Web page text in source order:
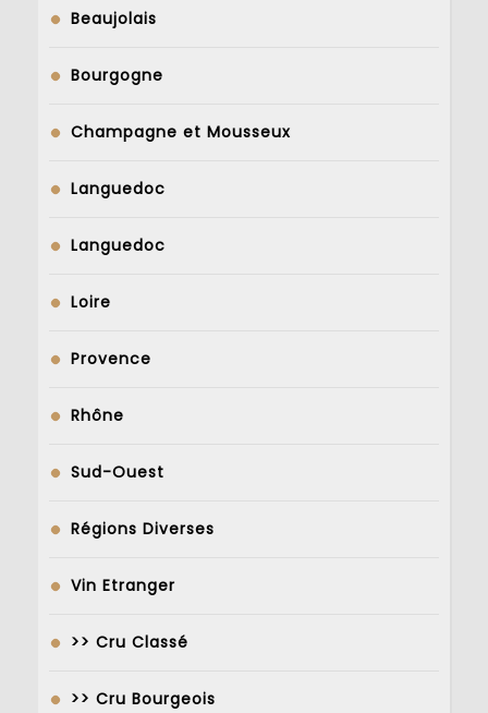
Beaujolais
Bourgogne
Champagne et Mousseux
Languedoc
Languedoc
Loire
Provence
Rhône
Sud-Ouest
Régions Diverses
Vin Etranger
>> Cru Classé
>> Cru Bourgeois